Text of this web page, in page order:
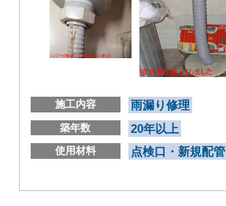
施工内容 雨漏り修理
築年数 20年以上
使用材料 点検口・新規配管